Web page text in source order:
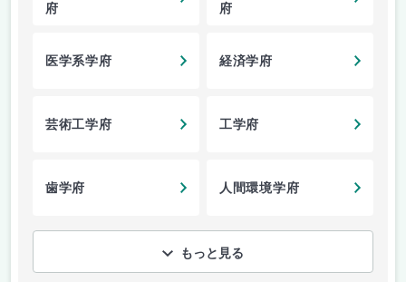
府 府
医学系学府 経済学府
芸術工学府 工学府
歯学府 人間環境学府
もっと見る